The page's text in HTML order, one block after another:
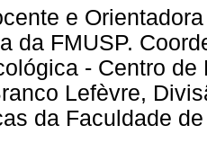
e
da FMUSP.
- Centro
Lefèvre,
da Faculdade